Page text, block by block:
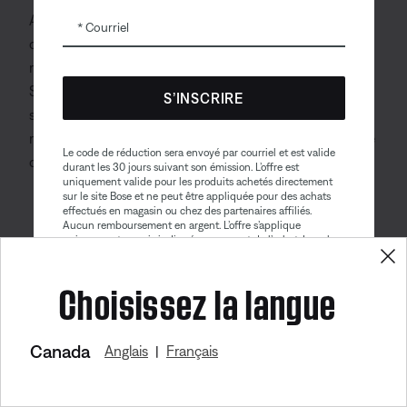
Aux fins décrites dans la présente Politique de
confidentialité, nous pouvons combiner des
renseignements que nous recueillons au moyen des
Services avec ceux que nous recevons d’autres
sources, en ligne et hors ligne, et utiliser ces
renseignements conformément à la présente Politique
de confidentialité.
Divulgation de vos
Courriel
S’INSCRIRE
Le code de réduction sera envoyé par courriel et est valide
durant les 30 jours suivant son émission. L’offre est
uniquement valide pour les produits achetés directement
sur le site Bose et ne peut être appliquée pour des achats
effectués en magasin ou chez des partenaires affiliés.
Aucun remboursement en argent. L’offre s’applique
uniquement au prix indiqué au moment de l’achat. La valeur
complète des conditions générales. Cette offre peut être
modifiée sans préavis. Vous pouvez vous désinscrire de
notre bulletin électronique à tout moment. Veuillez prendre
Choisissez la langue
Canada Anglais | Français